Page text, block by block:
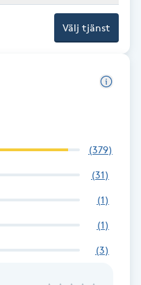
Välj tjänst
(379)
(31)
(1)
(1)
(3)